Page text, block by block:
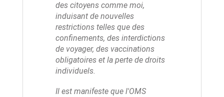
des citoyens comme moi,
induisant de nouvelles
restrictions telles que des
confinements, des interdictions
de voyager, des vaccinations
obligatoires et la perte de droits
individuels.
Il est manifeste que l'OMS